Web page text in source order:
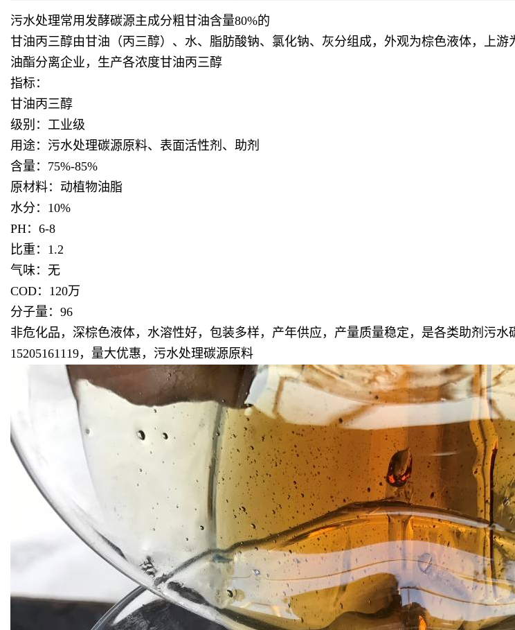
污水处理常用发酵碳源主成分粗甘油含量80%的
甘油丙三醇由甘油（丙三醇）、水、脂肪酸钠、氯化钠、灰分组成，外观为棕色液体，上
油酯分离企业，生产各浓度甘油丙三醇
指标：
甘油丙三醇
级别：工业级
用途：污水处理碳源原料、表面活性剂、助剂
含量：75%-85%
原材料：动植物油脂
水分：10%
PH：6-8
比重：1.2
气味：无
COD：120万
分子量：96
非危化品，深棕色液体，水溶性好，包装多样，产年供应，产量质量稳定， 是各类助剂污水
15205161119，量大优惠，污水处理碳源原料